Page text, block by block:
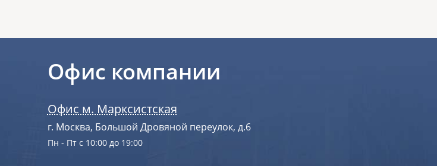
Офис компании
Офис м. Марксистская
г. Москва, Большой Дровяной переулок, д.6
Пн - Пт с 10:00 до 19:00